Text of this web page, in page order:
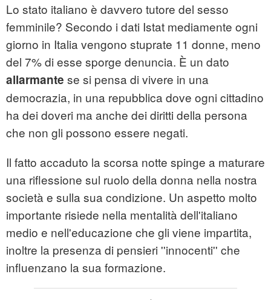
Lo stato italiano è davvero tutore del sesso
femminile? Secondo i dati Istat mediamente ogni
giorno in Italia vengono stuprate 11 donne, meno
del 7% di esse sporge denuncia. È un dato
allarmante se si pensa di vivere in una
democrazia, in una repubblica dove ogni cittadino
ha dei doveri ma anche dei diritti della persona
che non gli possono essere negati.
Il fatto accaduto la scorsa notte spinge a maturare
una riflessione sul ruolo della donna nella nostra
società e sulla sua condizione. Un aspetto molto
importante risiede nella mentalità dell'italiano
medio e nell'educazione che gli viene impartita,
inoltre la presenza di pensieri ''innocenti'' che
influenzano la sua formazione.